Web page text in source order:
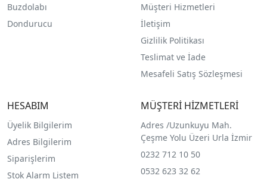
Buzdolabı
Dondurucu
Müşteri Hizmetleri
İletişim
Gizlilik Politikası
Teslimat ve İade
Mesafeli Satış Sözleşmesi
HESABIM
Üyelik Bilgilerim
Adres Bilgilerim
Siparişlerim
Stok Alarm Listem
MÜŞTERİ HİZMETLERİ
Adres /Uzunkuyu Mah.
Çeşme Yolu Üzeri Urla İzmir
0232 712 10 50
0532 623 32 62